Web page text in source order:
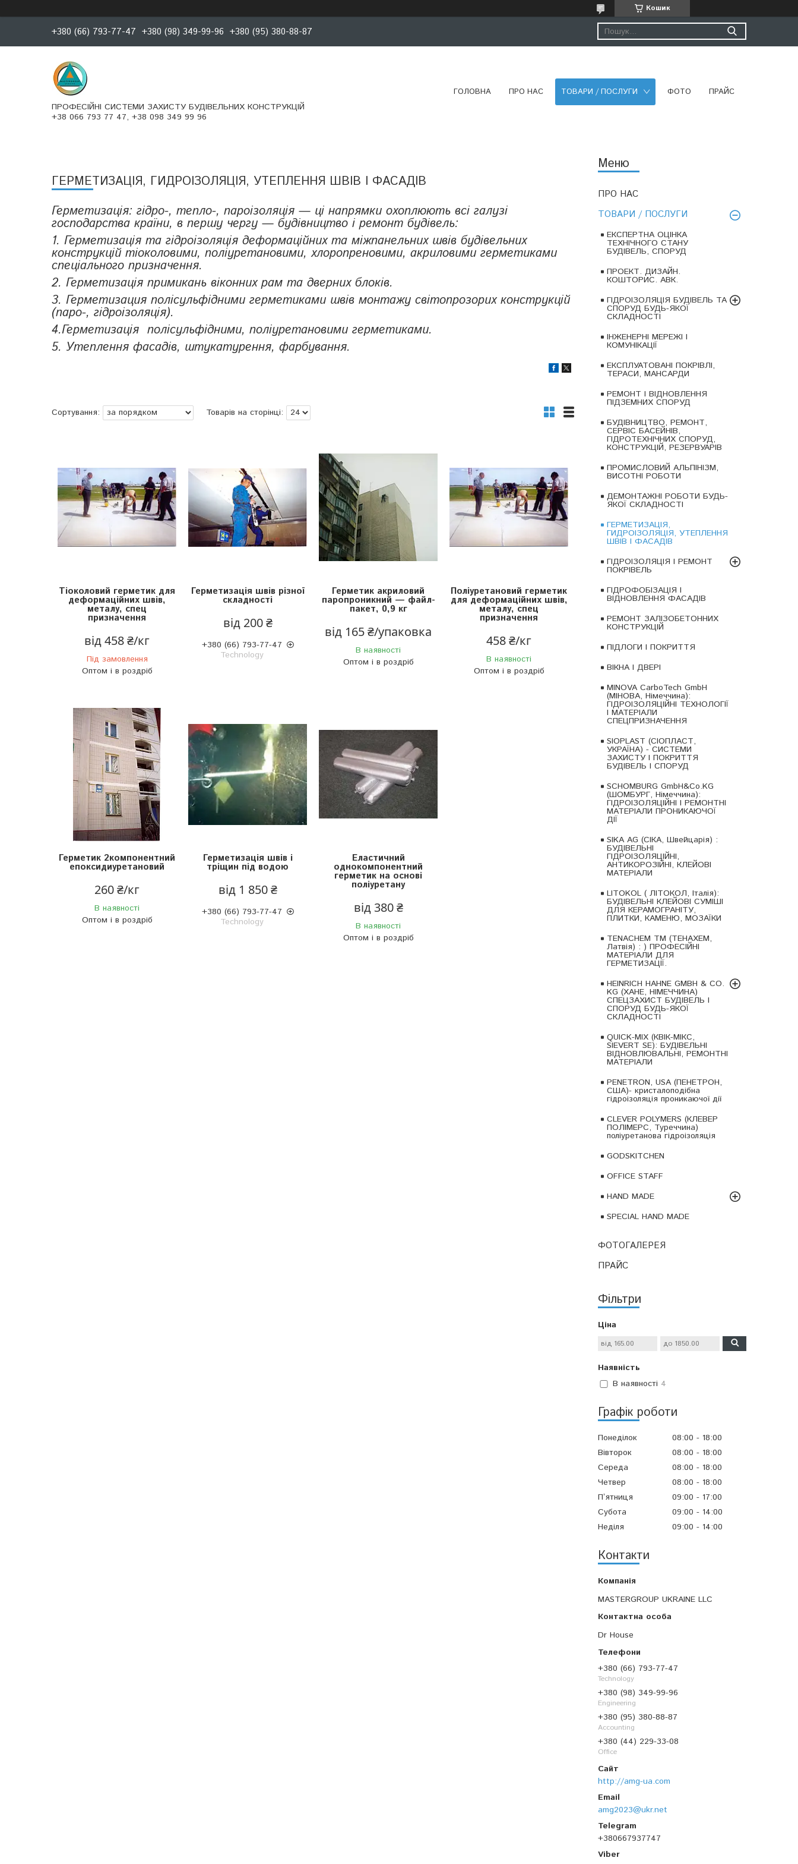
Кошик
+380 (66) 793-77-47 +380 (98) 349-99-96 +380 (95) 380-88-87
ПРОФЕСІЙНІ СИСТЕМИ ЗАХИСТУ БУДІВЕЛЬНИХ КОНСТРУКЦІЙ
+38 066 793 77 47, +38 098 349 99 96
ГОЛОВНА ПРО НАС ТОВАРИ / ПОСЛУГИ ФОТО ПРАЙС
ПРО НАС
ТОВАРИ / ПОСЛУГИ
ЕКСПЕРТНА ОЦІНКА
ТЕХНІЧНОГО СТАНУ
БУДІВЕЛЬ, СПОРУД
ПРОЕКТ. ДИЗАЙН.
КОШТОРИС. АВК.
ГІДРОІЗОЛЯЦІЯ БУДІВЕЛЬ ТА
СПОРУД БУДЬ-ЯКОЇ
СКЛАДНОСТІ
ІНЖЕНЕРНІ МЕРЕЖІ І
КОМУНІКАЦІЇ
ЕКСПЛУАТОВАНІ ПОКРІВЛІ,
ТЕРАСИ, МАНСАРДИ
РЕМОНТ І ВІДНОВЛЕННЯ
ПІДЗЕМНИХ СПОРУД
БУДІВНИЦТВО, РЕМОНТ,
СЕРВІС БАСЕЙНІВ,
ГІДРОТЕХНІЧНИХ СПОРУД,
КОНСТРУКЦІЙ, РЕЗЕРВУАРІВ
ПРОМИСЛОВИЙ АЛЬПІНІЗМ,
ВИСОТНІ РОБОТИ
ДЕМОНТАЖНІ РОБОТИ БУДЬ-
ЯКОЇ СКЛАДНОСТІ
ГЕРМЕТИЗАЦІЯ,
ГИДРОІЗОЛЯЦІЯ, УТЕПЛЕННЯ
ШВІВ І ФАСАДІВ
ГІДРОІЗОЛЯЦІЯ І РЕМОНТ
ПОКРІВЕЛЬ
ГІДРОФОБІЗАЦІЯ І
ВІДНОВЛЕННЯ ФАСАДІВ
РЕМОНТ ЗАЛІЗОБЕТОННИХ
КОНСТРУКЦІЙ
ПІДЛОГИ І ПОКРИТТЯ
ВІКНА І ДВЕРІ
MINOVA CarboTech GmbH
(МІНОВА, Німеччина):
ГІДРОІЗОЛЯЦІЙНІ ТЕХНОЛОГІЇ
І МАТЕРІАЛИ
СПЕЦПРИЗНАЧЕННЯ
SIOPLAST (СІОПЛАСТ,
УКРАЇНА) - СИСТЕМИ
ЗАХИСТУ І ПОКРИТТЯ
БУДІВЕЛЬ І СПОРУД
SCHOMBURG GmbH&Co.KG
(ШОМБУРГ, Німеччина):
ГІДРОІЗОЛЯЦІЙНІ І РЕМОНТНІ
МАТЕРІАЛИ ПРОНИКАЮЧОЇ
ДІЇ
SIKA AG (СІКА, Швейцарія) :
БУДІВЕЛЬНІ
ГІДРОІЗОЛЯЦІЙНІ,
АНТИКОРОЗІЙНІ, КЛЕЙОВІ
МАТЕРІАЛИ
LITOKOL ( ЛІТОКОЛ, Італія):
БУДІВЕЛЬНІ КЛЕЙОВІ СУМІШІ
ДЛЯ КЕРАМОГРАНІТУ,
ПЛИТКИ, КАМЕНЮ, МОЗАЇКИ
TENACHEM ТМ (ТЕНАХЕМ,
Латвія) : ) ПРОФЕСІЙНІ
МАТЕРІАЛИ ДЛЯ
ГЕРМЕТИЗАЦІЇ.
HEINRICH HAHNE GMBH & CO.
KG (ХАНЕ, НІМЕЧЧИНА)
СПЕЦЗАХИСТ БУДІВЕЛЬ І
СПОРУД БУДЬ-ЯКОЇ
СКЛАДНОСТІ
QUICK-MIX (КВІК-МІКС,
SIEVERT SE): БУДІВЕЛЬНІ
ВІДНОВЛЮВАЛЬНІ, РЕМОНТНІ
МАТЕРІАЛИ
PENETRON, USA (ПЕНЕТРОН,
США)- кристалоподібна
гідроізоляція проникаючої дії
CLEVER POLYMERS (КЛЕВЕР
ПОЛІМЕРС, Туреччина)
поліуретанова гідроізоляція
GODSKITCHEN
OFFICE STAFF
HAND MADE
SPECIAL HAND MADE
ФОТОГАЛЕРЕЯ
ПРАЙС
Фільтри
Ціна
Наявність
В наявності 4
Графік роботи
Понеділок 08:00
18:00
Вівторок
08:00
18:00
Середа
08:00
18:00
Четвер
08:00
18:00
Пʼятниця
09:00
17:00
Субота
09:00
14:00
Неділя
09:00 14:00
Контакти
MASTERGROUP UKRAINE LLC
Dr House
+380 (66) 793-77-47
Technology
+380 (98) 349-99-96
Engineering
+380 (95) 380-88-87
Accounting
+380 (44) 229-33-08
Office
http://amg-ua.com
amg2023@ukr.net
+380667937747
ГЕРМЕТИЗАЦІЯ, ГИДРОІЗОЛЯЦІЯ, УТЕПЛЕННЯ ШВІВ І ФАСАДІВ
Герметизація: гідро-, тепло-, пароізоляція — ці напрямки охоплюють всі галузі
господарства країни, в першу чергу — будівництво і ремонт будівель:
1. Герметизація та гідроізоляція деформаційних та міжпанельних швів будівельних
конструкцій тіоколовими, поліуретановими, хлоропреновими, акриловими герметиками
спеціального призначення.
2. Герметизація примикань віконних рам та дверних блоків.
3. Герметизация полісульфідними герметиками швів монтажу світопрозорих конструкцій
(паро-, гідроізоляція).
4.Герметизація полісульфідними, поліуретановими герметиками.
5. Утеплення фасадів, штукатурення, фарбування.
Тіоколовий герметик для
деформаційних швів,
металу, спец
призначення
від 458 ₴/кг
Під замовлення
Оптом і в роздріб
Герметизація швів різної
складності
від 200 ₴
+380 (66) 793-77-47
Technology
Герметик акриловий
паропроникний — файл-
пакет, 0,9 кг
від 165 ₴/упаковка
В наявності
Оптом і в роздріб
Поліуретановий герметик
для деформаційних швів,
металу, спец
призначення
458 ₴/кг
В наявності
Оптом і в роздріб
Герметик 2компонентний
епоксидиуретановий
260 ₴/кг
В наявності
Оптом і в роздріб
Герметизація швів і
тріщин під водою
від 1 850 ₴
+380 (66) 793-77-47
Technology
Еластичний
однокомпонентний
герметик на основі
поліуретану
від 380 ₴
В наявності
Оптом і в роздріб